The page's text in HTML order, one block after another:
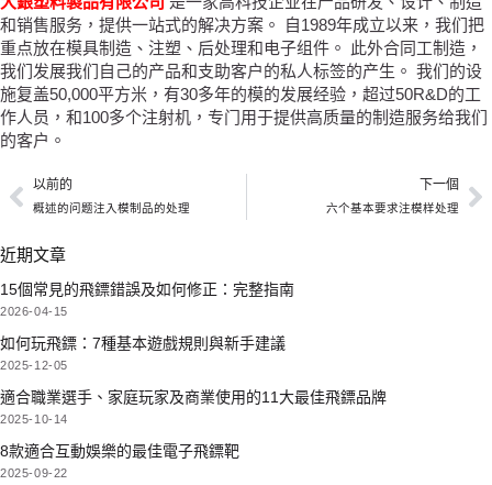
和销售服务，提供一站式的解决方案。 自1989年成立以来，我们把
重点放在模具制造、注塑、后处理和电子组件。 此外合同工制造，
我们发展我们自己的产品和支助客户的私人标签的产生。 我们的设
施复盖50,000平方米，有30多年的模的发展经验，超过50R&D的工
作人员，和100多个注射机，专门用于提供高质量的制造服务给我们
的客户。
以前的
概述的问题注入模制品的处理
下一個
六个基本要求注模样处理
近期文章
15個常見的飛鏢錯誤及如何修正：完整指南
2026-04-15
如何玩飛鏢：7種基本遊戲規則與新手建議
2025-12-05
適合職業選手、家庭玩家及商業使用的11大最佳飛鏢品牌
2025-10-14
8款適合互動娛樂的最佳電子飛鏢靶
2025-09-22